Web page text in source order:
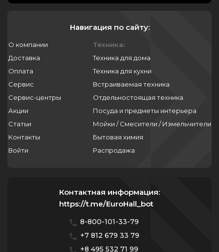
Навигация по сайту:
О компании
Доставка
Оплата
Сервис
Сервис-центры
Акции
Статьи
Контакты
Войти
Техника:
Техника для дома
Техника для кухни
Встраиваемая техника
Отдельностоящая техника
Посуда и предметы интерьера
Мойки / Смесители / Измельчители
Бытовая химия
Распродажа
Контактная информация:
https://t.me/EuroHall_bot
8-800-101-33-79
+7 812 679 33 79
+8 495 532 71 99